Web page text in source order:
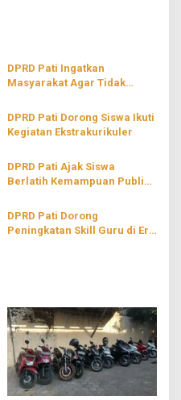
DPRD Pati Ingatkan
Masyarakat Agar Tidak
Salah Satu Paslon
DPRD Pati Dorong Siswa Ikuti
Kegiatan Ekstrakurikuler
DPRD Pati Ajak Siswa
Berlatih Kemampuan Public
DPRD Pati Dorong
Peningkatan Skill Guru di Era